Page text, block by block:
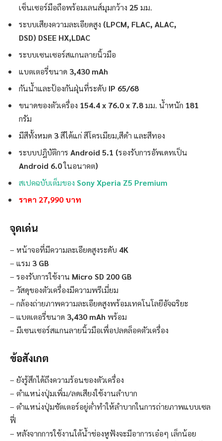
เซ็นเซอร์มือถือพร้อมเลนส์มุมกว้าง 25 มม.
ระบบเสียงความละเอียดสูง (LPCM, FLAC, ALAC,
DSD) DSEE HX,LDAC
ระบบเซนเซอร์สแกนลายนิ้วมือ
แบตเตอรี่ขนาด 3,430 mAh
กันน้ำและป้องกันฝุ่นที่ระดับ IP 65/68
ขนาดของตัวเครื่อง 154.4 x 76.0 x 7.8มม. น้ำหนัก 181
กรัม
มีสีทั้งหมด 3สีได้แก่ สีโครเมียม,สีดำ และสีทอง
ระบบปฎิบัติการ Android 5.1 (รองรับการอัพเดทเป็น
Android 6.0ในอนาคต)
สเปคฉบับเต็มของ Sony Xperia Z5 Premium
ราคา 27,990 บาท
จุดเด่น
– หน้าจอที่มีความละเอียดสูงระดับ 4K
– แรม 3 GB
– รองรับการใช้งาน Micro SD 200 GB
– วัสดุของตัวเครื่องมีความพรีเมี่ยม
– กล้องถ่ายภาพความละเอียดสูงพร้อมเทคโนโลยีอัจฉริยะ
– แบตเตอรี่ขนาด 3,430 mAh พร้อม
– มีเซนเซอร์สแกนลายนิ้วมือเพื่อปลดล็อคตัวเครื่อง
ข้อสังเกต
– ยังรู้สึกได้ถึงความร้อนของตัวเครื่อง
– ตำแหน่งปุ่มเพิ่ม/ลดเสียงใช้งานลำบาก
– ตำแหน่งปุ่มชัตเตอร์อยู่ต่ำทำให้ลำบากในการถ่ายภาพแบบเซล
ฟี่
– หลังจากการใช้งานใต้น้ำช่องหูฟังจะมีอาการเอ๋อๆ เล็กน้อย